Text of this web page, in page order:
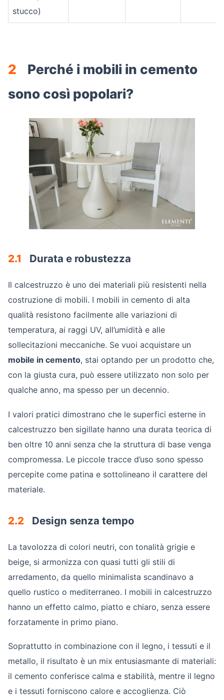
stucco)
2
Perché i mobili in cemento
sono così popolari?
2.1 Durata e robustezza
Il calcestruzzo è uno dei materiali più resistenti nella
costruzione di mobili. I mobili in cemento di alta
qualità resistono facilmente alle variazioni di
temperatura, ai raggi UV, all’umidità e alle
sollecitazioni meccaniche. Se vuoi acquistare un
mobile in cemento, stai optando per un prodotto che,
con la giusta cura, può essere utilizzato non solo per
qualche anno, ma spesso per un decennio.
I valori pratici dimostrano che le superfici esterne in
calcestruzzo ben sigillate hanno una durata teorica di
ben oltre 10 anni senza che la struttura di base venga
compromessa. Le piccole tracce d’uso sono spesso
percepite come patina e sottolineano il carattere del
materiale.
2.2 Design senza tempo
La tavolozza di colori neutri, con tonalità grigie e
beige, si armonizza con quasi tutti gli stili di
arredamento, da quello minimalista scandinavo a
quello rustico o mediterraneo. I mobili in calcestruzzo
hanno un effetto calmo, piatto e chiaro, senza essere
forzatamente in primo piano.
Soprattutto in combinazione con il legno, i tessuti e il
metallo, il risultato è un mix entusiasmante di materiali:
il cemento conferisce calma e stabilità, mentre il legno
e i tessuti forniscono calore e accoglienza. Ciò